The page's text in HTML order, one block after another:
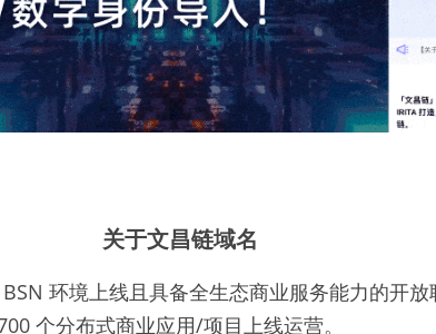
关于文昌链域名
环境上线且具备全生态商业服务能力的开
个分布式商业应用/项目上线运营。